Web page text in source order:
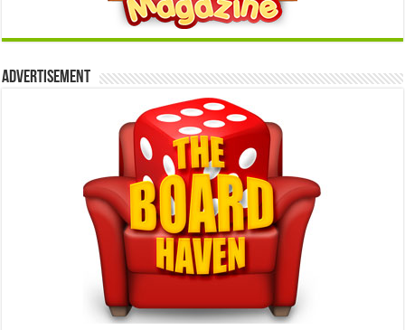
Advertisement